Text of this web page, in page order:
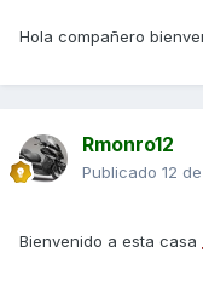
Hola compañero
Rmonro12
Publicado 12
Bienvenido a esta casa